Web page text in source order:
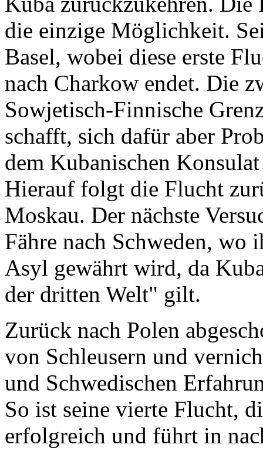
die einzige Möglichkeit.
Basel, wobei diese erste
nach Charkow endet. Die
Sowjetisch-Finnische
schafft, sich dafür aber
dem Kubanischen
Hierauf folgt die Flucht
Moskau. Der nächste
Fähre nach Schweden, wo
Asyl gewährt wird, da
der dritten Welt" gilt.
Zurück nach Polen
von Schleusern und
und Schwedischen
So ist seine vierte Flucht,
erfolgreich und führt in